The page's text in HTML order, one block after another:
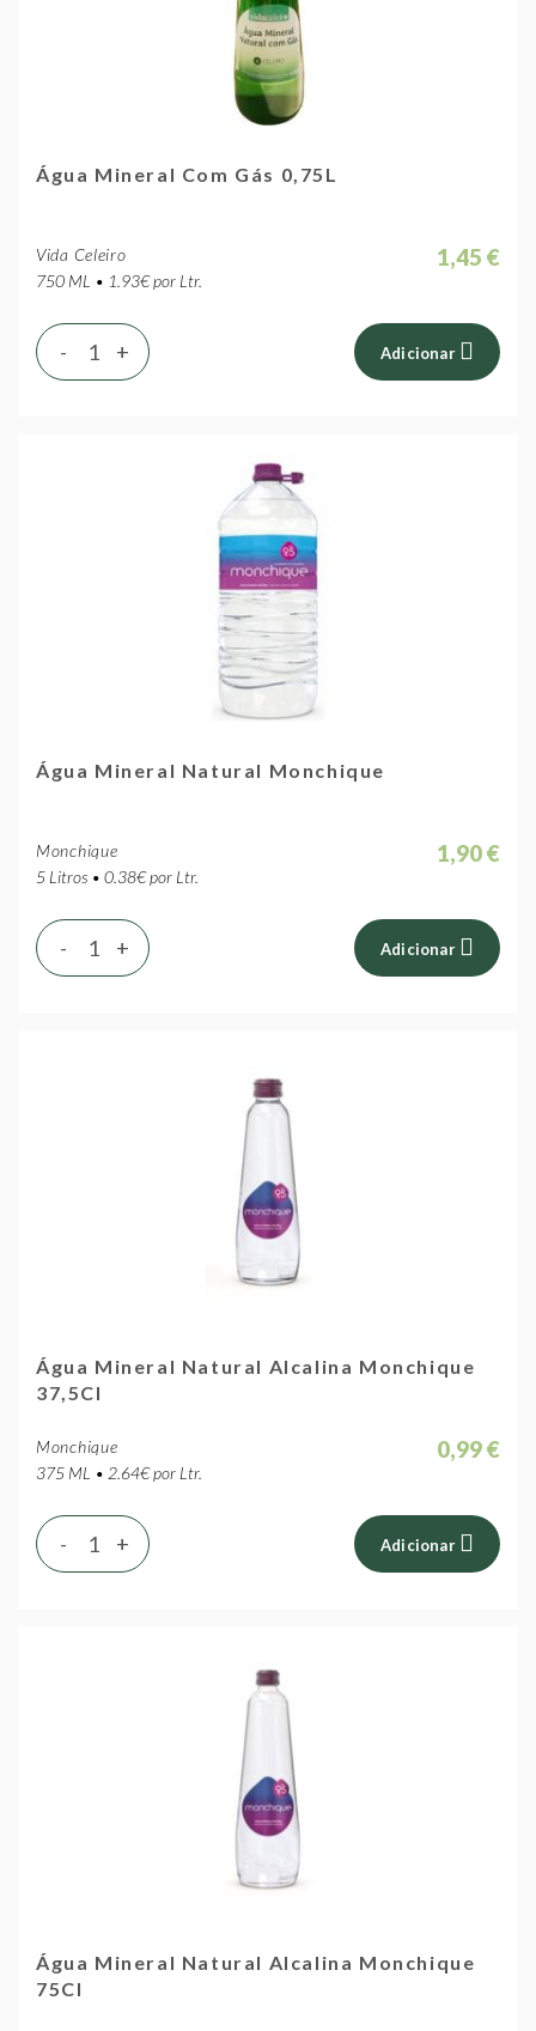
Água Mineral Com Gás 0,75L
Vida Celeiro
750 ML • 1.93€ por Ltr.
1,45 €
+
- Adicionar
Água Mineral Natural Monchique
Monchique
5 Litros • 0.38€ por Ltr.
1,90 €
+
- Adicionar
Água Mineral Natural Alcalina Monchique
37,5Cl
Monchique
375 ML • 2.64€ por Ltr.
0,99 €
+
- Adicionar
Água Mineral Natural Alcalina Monchique
75Cl